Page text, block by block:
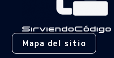
Mapa del sitio